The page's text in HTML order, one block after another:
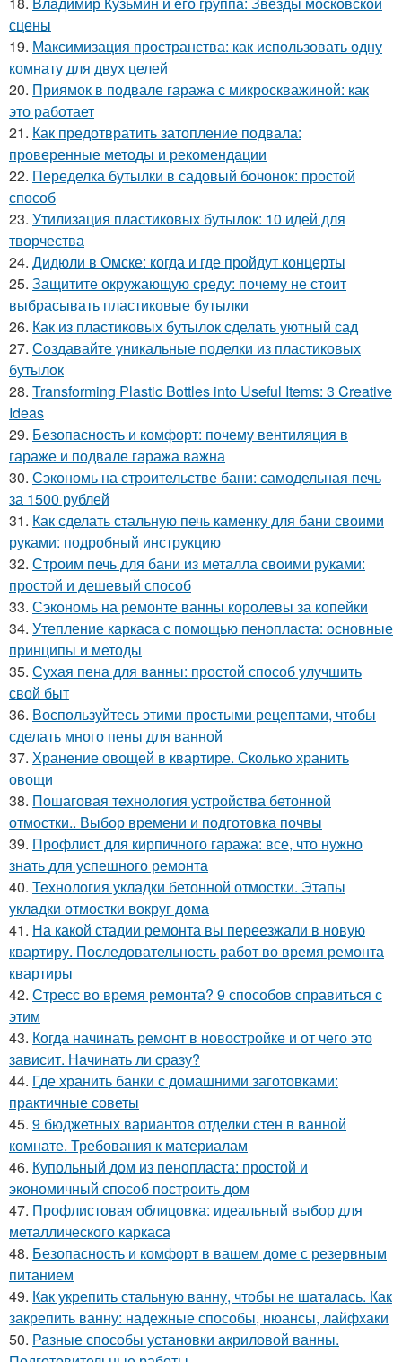
сцены
19. Максимизация пространства: как использовать одну
комнату для двух целей
20. Приямок в подвале гаража с микроскважиной: как
это работает
21. Как предотвратить затопление подвала:
проверенные методы и рекомендации
22. Переделка бутылки в садовый бочонок: простой
способ
23. Утилизация пластиковых бутылок: 10 идей для
творчества
24. Дидюли в Омске: когда и где пройдут концерты
25. Защитите окружающую среду: почему не стоит
выбрасывать пластиковые бутылки
26. Как из пластиковых бутылок сделать уютный сад
27. Создавайте уникальные поделки из пластиковых
бутылок
28. Transforming Plastic Bottles into Useful Items: 3 Creative
Ideas
29. Безопасность и комфорт: почему вентиляция в
гараже и подвале гаража важна
30. Сэкономь на строительстве бани: самодельная печь
за 1500 рублей
31. Как сделать стальную печь каменку для бани своими
руками: подробный инструкцию
32. Строим печь для бани из металла своими руками:
простой и дешевый способ
33. Сэкономь на ремонте ванны королевы за копейки
34. Утепление каркаса с помощью пенопласта: основные
принципы и методы
35. Сухая пена для ванны: простой способ улучшить
свой быт
36. Воспользуйтесь этими простыми рецептами, чтобы
сделать много пены для ванной
37. Хранение овощей в квартире. Сколько хранить
овощи
38. Пошаговая технология устройства бетонной
отмостки.. Выбор времени и подготовка почвы
39. Профлист для кирпичного гаража: все, что нужно
знать для успешного ремонта
40. Технология укладки бетонной отмостки. Этапы
укладки отмостки вокруг дома
41. На какой стадии ремонта вы переезжали в новую
квартиру. Последовательность работ во время ремонта
квартиры
42. Стресс во время ремонта? 9 способов справиться с
этим
43. Когда начинать ремонт в новостройке и от чего это
зависит. Начинать ли сразу?
44. Где хранить банки с домашними заготовками:
практичные советы
45. 9 бюджетных вариантов отделки стен в ванной
комнате. Требования к материалам
46. Купольный дом из пенопласта: простой и
экономичный способ построить дом
47. Профлистовая облицовка: идеальный выбор для
металлического каркаса
48. Безопасность и комфорт в вашем доме с резервным
питанием
49. Как укрепить стальную ванну, чтобы не шаталась. Как
закрепить ванну: надежные способы, нюансы, лайфхаки
50. Разные способы установки акриловой ванны.